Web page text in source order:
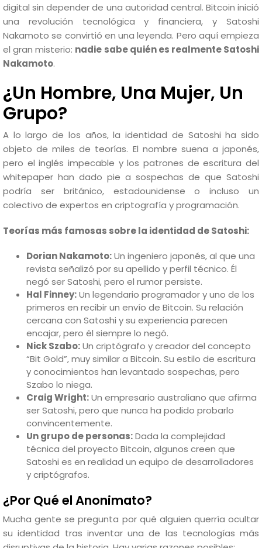
digital sin depender de una autoridad central. Bitcoin inició
una revolución tecnológica y financiera, y Satoshi
Nakamoto se convirtió en una leyenda. Pero aquí empieza
el gran misterio: nadie sabe quién es realmente Satoshi
Nakamoto.
¿Un Hombre, Una Mujer, Un
Grupo?
A lo largo de los años, la identidad de Satoshi ha sido
objeto de miles de teorías. El nombre suena a japonés,
pero el inglés impecable y los patrones de escritura del
whitepaper han dado pie a sospechas de que Satoshi
podría ser británico, estadounidense o incluso un
colectivo de expertos en criptografía y programación.
Teorías más famosas sobre la identidad de Satoshi:
Dorian Nakamoto:Un ingeniero japonés, al que una
revista señalizó por su apellido y perfil técnico. Él
negó ser Satoshi, pero el rumor persiste.
Hal Finney:Un legendario programador y uno de los
primeros en recibir un envío de Bitcoin. Su relación
cercana con Satoshi y su experiencia parecen
encajar, pero él siempre lo negó.
Nick Szabo:Un criptógrafo y creador del concepto
“Bit Gold”, muy similar a Bitcoin. Su estilo de escritura
y conocimientos han levantado sospechas, pero
Szabo lo niega.
Craig Wright:Un empresario australiano que afirma
ser Satoshi, pero que nunca ha podido probarlo
convincentemente.
Un grupo de personas:Dada la complejidad
técnica del proyecto Bitcoin, algunos creen que
Satoshi es en realidad un equipo de desarrolladores
y criptógrafos.
¿Por Qué el Anonimato?
Mucha gente se pregunta por qué alguien querría ocultar
su identidad tras inventar una de las tecnologías más